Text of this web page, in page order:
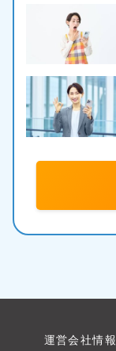
運営会社情報